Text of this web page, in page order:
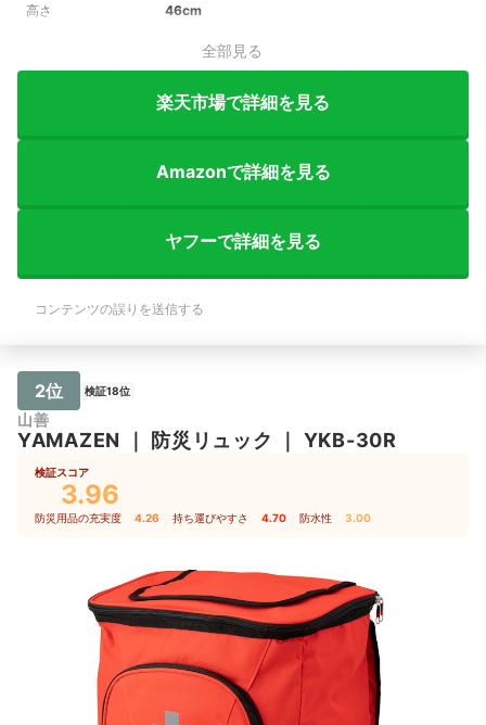
高さ 46cm
全部見る
楽天市場で詳細を見る
Amazonで詳細を見る
ヤフーで詳細を見る
コンテンツの誤りを送信する
2位 検証18位
山善
YAMAZEN ｜ 防災リュック ｜ YKB-30R
検証スコア
3.96
防災用品の充実度 4.26 持ち運びやすさ 4.70 防水性 3.00